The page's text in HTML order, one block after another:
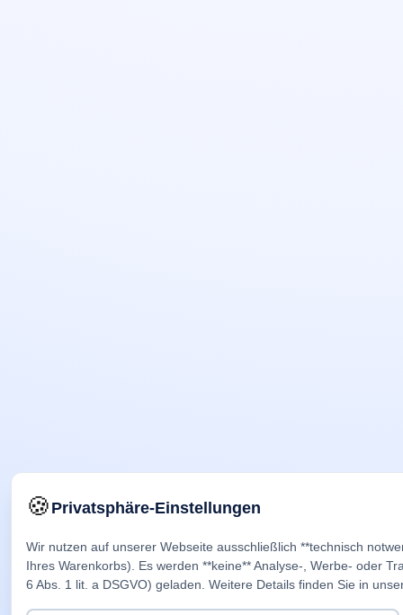
🍪Privatsphäre-Einstellungen
Wir nutzen auf unserer Webseite ausschließlich **technisch
Ihres Warenkorbs). Es werden **keine** Analyse-, Werbe- oder
6 Abs. 1 lit. a DSGVO) geladen. Weitere Details finden Sie in